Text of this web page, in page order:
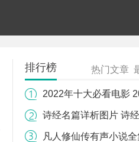
排行榜 热门文章
诗经名篇详析图片 诗
凡人修仙传有声小说